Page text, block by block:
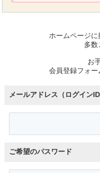
ホームページ
多数
お
会員登録フォー
メールアドレス（ログインID
ご希望のパスワード